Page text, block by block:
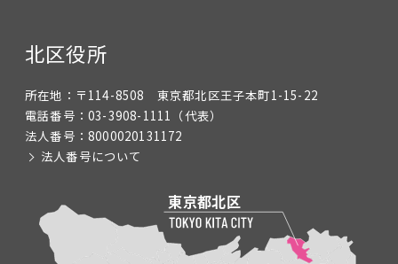
北区役所
所在地： 〒114-8508 東京都北区王子本町1-15-22
電話番号： 03-3908-1111 （代表）
法人番号： 8000020131172
法人番号について